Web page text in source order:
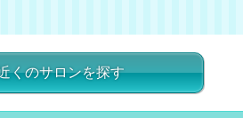
くのサロンを探す